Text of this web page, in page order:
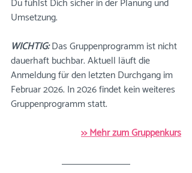
Du fühlst Dich sicher in der Planung und
Umsetzung.
WICHTIG: Das Gruppenprogramm ist nicht
dauerhaft buchbar. Aktuell läuft die
Anmeldung für den letzten Durchgang im
Februar 2026. In 2026 findet kein weiteres
Gruppenprogramm statt.
>> Mehr zum Gruppenkurs